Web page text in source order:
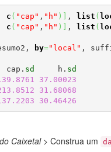
c ( "cap" , "h" ) ] , list (
c ( "cap" , "h" ) ] , list (
by="local" ,
cap.
sd
     h.
sd
37.00023
31.68068
30.46426
Caixetal> Construa um